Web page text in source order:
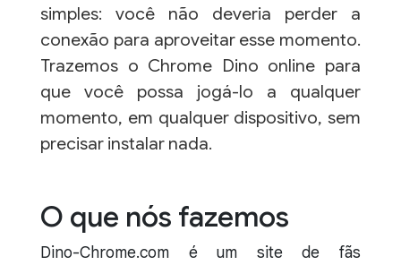
simples: você não deveria perder a
conexão para aproveitar esse momento.
Trazemos o Chrome Dino online para
que você possa jogá-lo a qualquer
momento, em qualquer dispositivo, sem
precisar instalar nada.
O que nós fazemos
Dino-Chrome.com é um site de fãs